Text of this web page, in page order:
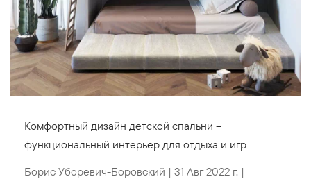
Комфортный дизайн детской спальни –
функциональный интерьер для отдыха и игр
Борис Уборевич-Боровский | 31 Авг 2022 г. |